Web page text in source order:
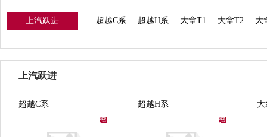
上汽跃进 超越C系 超越H系 大拿T1 大拿T2 大
上汽跃进
超越C系 超越H系 大